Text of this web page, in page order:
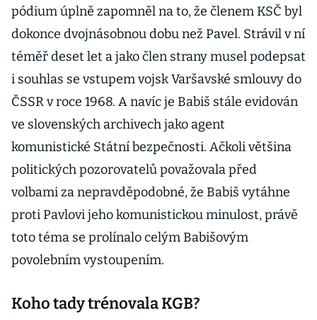
pódium úplně zapomněl na to, že členem KSČ byl
dokonce dvojnásobnou dobu než Pavel. Strávil v ní
téměř deset let a jako člen strany musel podepsat
i souhlas se vstupem vojsk Varšavské smlouvy do
ČSSR v roce 1968. A navíc je Babiš stále evidován
ve slovenských archivech jako agent
komunistické Státní bezpečnosti. Ačkoli většina
politických pozorovatelů považovala před
volbami za nepravděpodobné, že Babiš vytáhne
proti Pavlovi jeho komunistickou minulost, právě
toto téma se prolínalo celým Babišovým
povolebním vystoupením.
Koho tady trénovala KGB?